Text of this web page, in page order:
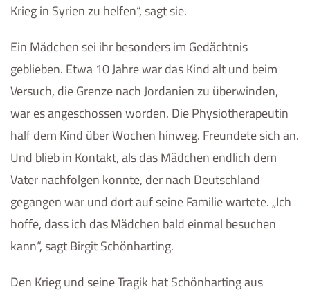
Krieg in Syrien zu helfen“, sagt sie.
Ein Mädchen sei ihr besonders im Gedächtnis
geblieben. Etwa 10 Jahre war das Kind alt und beim
Versuch, die Grenze nach Jordanien zu überwinden,
war es angeschossen worden. Die Physiotherapeutin
half dem Kind über Wochen hinweg. Freundete sich an.
Und blieb in Kontakt, als das Mädchen endlich dem
Vater nachfolgen konnte, der nach Deutschland
gegangen war und dort auf seine Familie wartete. „Ich
hoffe, dass ich das Mädchen bald einmal besuchen
kann“, sagt Birgit Schönharting.
Den Krieg und seine Tragik hat Schönharting aus